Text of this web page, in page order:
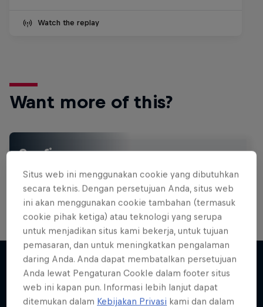
Watch the replay
Want more of this?
Surfing
Welcome to the Surf Hub, where you will find a rip-
roaring collection of surf films, shows and …
Lebih banyak seperti ini
Situs web ini menggunakan cookie yang dibutuhkan
secara teknis. Dengan persetujuan Anda, situs web
ini akan menggunakan cookie tambahan (termasuk
cookie pihak ketiga) atau teknologi yang serupa
untuk menjadikan situs kami bekerja, untuk tujuan
pemasaran, dan untuk meningkatkan pengalaman
daring Anda. Anda dapat membatalkan persetujuan
Anda lewat Pengaturan CookIe dalam footer situs
web ini kapan pun. Informasi lebih lanjut dapat
ditemukan dalam Kebijakan Privasi kami dan dalam